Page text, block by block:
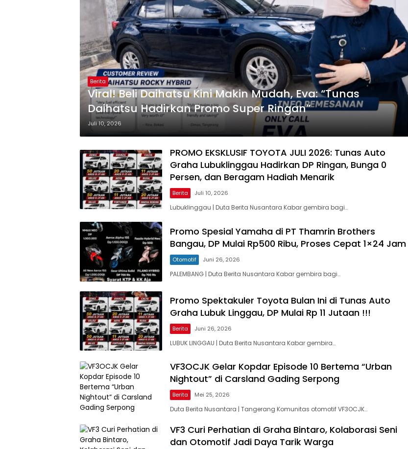
Berita
Viral! Beli Daihatsu Kini Makin Mudah, Eva: “Tunas
Daihatsu Hadirkan Promo Super Ringan”
Juli 10, 2026
PROMO EKSKLUSIF TOYOTA JULI 2026: Tunas Auto
Graha Lubuklinggau Hadirkan DP Ringan, Bunga 0
Persen, dan Beragam Hadiah Menarik
Berita Juli 10, 2026
Lubuklinggau | Duta Berita Nusantara Kabar gembira bagi…
Promo Spesial Yamaha di PT Thamrin Brothers
Bangau, DP Mulai Rp500 Ribu, Proses Cepat 1×24 Jam
Otomotif Juni 26, 2026
PALEMBANG | Duta Berita Nusantara Kabar gembira bagi…
Promo Spektakuler Toyota Bulan Ini di Tunas Auto
Graha Lubuk Linggau, DP Mulai Rp 11 Jutaan !!!
Berita Juni 26, 2026
LUBUK LINGGAU | Duta Berita Nusantara Kabar gembira…
VF3OCJK Gelar Kopdar Episode 10 Bertema “Urban
Nightout” di Carsland Gading Serpong
Berita Mei 25, 2026
Duta Berita Nusantara | Tangerang Komunitas otomotif VF3OCJK…
VF3 Curi Perhatian di Graha Bintaro, Kolaborasi Seni
dan Otomotif Jadi Daya Tarik Warga